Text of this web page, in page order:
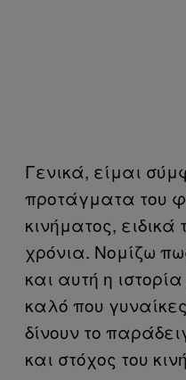
Γενικά, είμαι
προτάγματα του
κινήματος,
χρόνια. Νομίζω
και αυτή η
καλό που
δίνουν το
και στόχος του